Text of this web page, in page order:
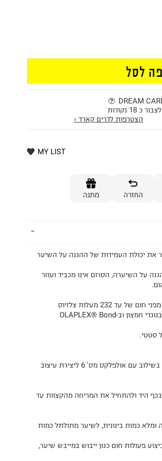
לסל
כ 18 נקודות
הצטרפות לדרים קארד ›
MY LIST
החזרה מתנה
מזין המשפר את יכולת העמידות של ההגנה על השיער
על השיערה, הסרום אינו מכביד ועוזר
מועשר בתמצית אצות אדומות עשירות בנוגדי חמצון וב-OLAPLEX® Bond
סטטי.
טיפ: מומלץ להשתמש באולפלקס מס' 9 בשילוב עם אולפלקס מס' 6 ליצירת עיצוב
היד ולהתחיל את המריחה מהקצוות עד
כמות בינונית, לשיער מתולתל כמות
פעולות חום כגון ייבוש במייבש שיער,